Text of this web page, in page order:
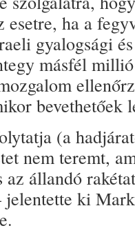
esetre, ha a
gyalogsági
másfél
bevethetőek
(a
nem teremt,
az állandó
jelentette ki